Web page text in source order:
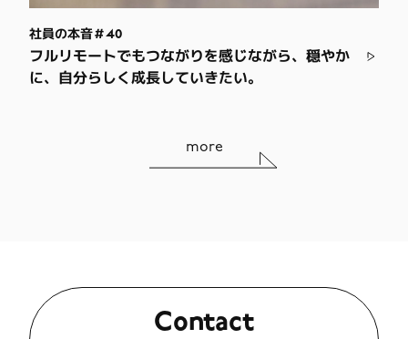
社員の本音＃40
フルリモートでもつながりを感じながら、穏やか
に、自分らしく成長していきたい。
more
Contact